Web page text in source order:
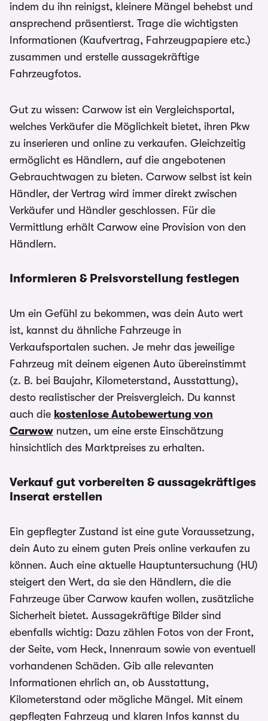
indem du ihn reinigst, kleinere Mängel behebst und
ansprechend präsentierst. Trage die wichtigsten
Informationen (Kaufvertrag, Fahrzeugpapiere etc.)
zusammen und erstelle aussagekräftige
Fahrzeugfotos.
Gut zu wissen: Carwow ist ein Vergleichsportal,
welches Verkäufer die Möglichkeit bietet, ihren Pkw
zu inserieren und online zu verkaufen. Gleichzeitig
ermöglicht es Händlern, auf die angebotenen
Gebrauchtwagen zu bieten. Carwow selbst ist kein
Händler, der Vertrag wird immer direkt zwischen
Verkäufer und Händler geschlossen. Für die
Vermittlung erhält Carwow eine Provision von den
Händlern.
Informieren & Preisvorstellung festlegen
Um ein Gefühl zu bekommen, was dein Auto wert
ist, kannst du ähnliche Fahrzeuge in
Verkaufsportalen suchen. Je mehr das jeweilige
Fahrzeug mit deinem eigenen Auto übereinstimmt
(z. B. bei Baujahr, Kilometerstand, Ausstattung),
desto realistischer der Preisvergleich. Du kannst
auch die kostenlose Autobewertung von
Carwow nutzen, um eine erste Einschätzung
hinsichtlich des Marktpreises zu erhalten.
Verkauf gut vorbereiten & aussagekräftiges
Inserat erstellen
Ein gepflegter Zustand ist eine gute Voraussetzung,
dein Auto zu einem guten Preis online verkaufen zu
können. Auch eine aktuelle Hauptuntersuchung (HU)
steigert den Wert, da sie den Händlern, die die
Fahrzeuge über Carwow kaufen wollen, zusätzliche
Sicherheit bietet. Aussagekräftige Bilder sind
ebenfalls wichtig: Dazu zählen Fotos von der Front,
der Seite, vom Heck, Innenraum sowie von eventuell
vorhandenen Schäden. Gib alle relevanten
Informationen ehrlich an, ob Ausstattung,
Kilometerstand oder mögliche Mängel. Mit einem
gepflegten Fahrzeug und klaren Infos kannst du